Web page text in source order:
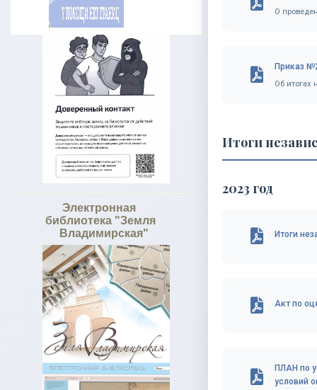
Электронная
библиотека "Земля
Владимирская"
О
Приказ
Об итогах
Итоги
2023 год
Итоги
Акт по
ПЛАН по
условий